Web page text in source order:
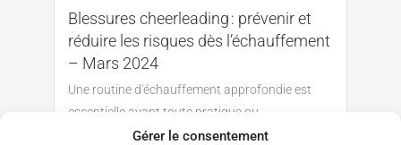
Gérer le consentement
Blessures cheerleading : prévenir et
réduire les risques dès l’échauffement
– Mars 2024
Une routine d'échauffement approfondie est
essentielle avant toute pratique ou
performance.